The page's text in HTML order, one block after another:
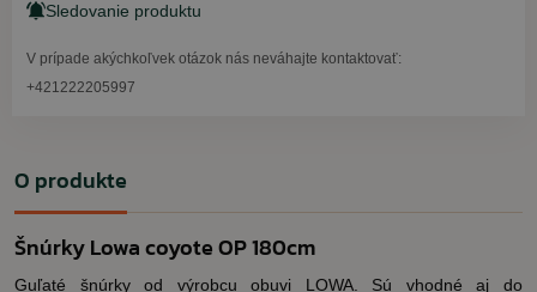
Sledovanie produktu
V prípade akýchkoľvek otázok nás neváhajte kontaktovať:
+421222205997
O produkte
Šnúrky Lowa coyote OP 180cm
Guľaté šnúrky od výrobcu obuvi LOWA. Sú vhodné aj do